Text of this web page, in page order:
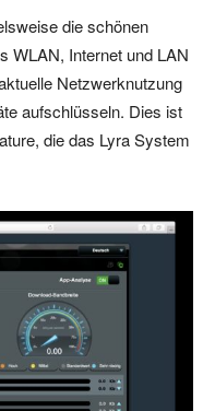
die schönen
WLAN, Internet und LAN
Netzwerknutzung
aufschlüsseln. Dies ist
die das Lyra System